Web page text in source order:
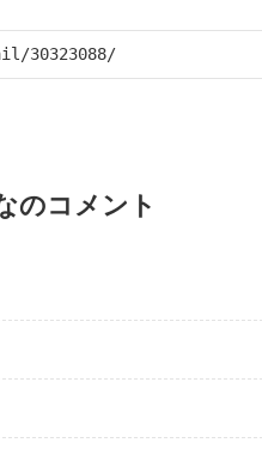
30323088/
のコメント